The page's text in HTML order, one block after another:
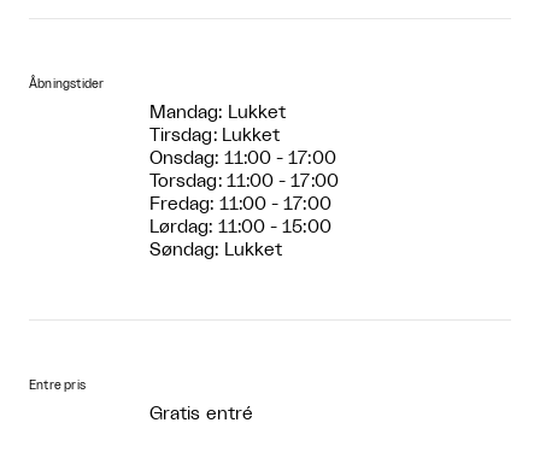
Åbningstider
Mandag: Lukket
Tirsdag: Lukket
Onsdag: 11:00 - 17:00
Torsdag: 11:00 - 17:00
Fredag: 11:00 - 17:00
Lørdag: 11:00 - 15:00
Søndag: Lukket
Entre pris
Gratis entré